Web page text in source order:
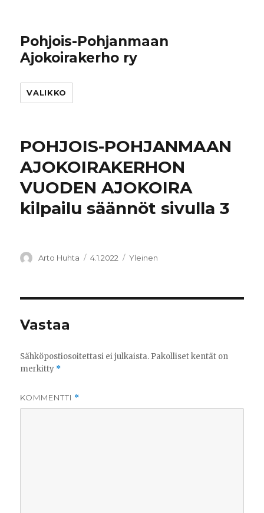
Pohjois-Pohjanmaan
Ajokoirakerho ry
VALIKKO
POHJOIS-POHJANMAAN
AJOKOIRAKERHON
VUODEN AJOKOIRA
kilpailu säännöt sivulla 3
Kirjoittaja
Arto Huhta Julkaistu
4.1.2022 Kategoriat
Yleinen
Vastaa
Sähköpostiosoitettasi ei julkaista. Pakolliset kentät on
merkitty *
KOMMENTTI *